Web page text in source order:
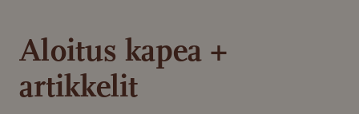
Aloitus kapea +
artikkelit